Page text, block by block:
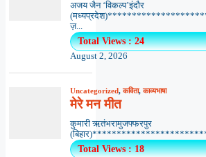
अजय जैन ‘विकल्प’इंदौर
ज़...
Total Views : 24
August 2, 2026
Uncategorized,कविता,काव्यभाषा
मेरे मन मीत
कुमारी ऋतंभरामुजफ्फरपुर
Total Views : 18